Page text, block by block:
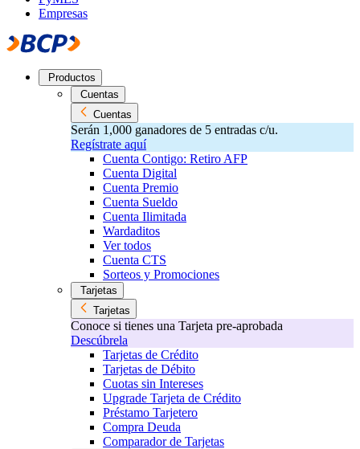
Empresas
Productos
Cuentas
Cuentas
Serán 1,000 ganadores de 5 entradas c/u.
Regístrate aquí
Cuenta Contigo: Retiro AFP
Cuenta Digital
Cuenta Premio
Cuenta Sueldo
Cuenta Ilimitada
Wardaditos
Ver todos
Cuenta CTS
Sorteos y Promociones
Tarjetas
Tarjetas
Conoce si tienes una Tarjeta pre-aprobada
Descúbrela
Tarjetas de Crédito
Tarjetas de Débito
Cuotas sin Intereses
Upgrade Tarjeta de Crédito
Préstamo Tarjetero
Compra Deuda
Comparador de Tarjetas